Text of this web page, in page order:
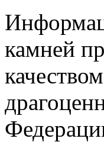
камней